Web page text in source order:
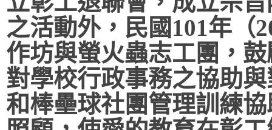
之活動外， 民國101年 （
作坊與螢火蟲志工團，
對學校行政事務之協助
和棒壘球社團管理訓練